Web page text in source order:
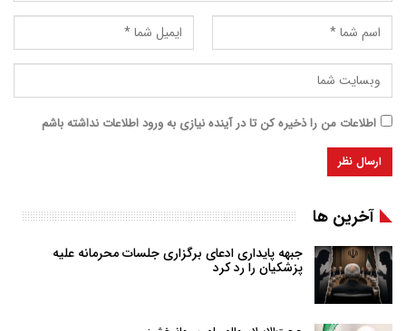
اطلاعات من را ذخیره کن تا در آینده نیازی به ورود اطلاعات نداشته باشم
آخرین ها
جبهه پایداری ادعای برگزاری جلسات محرمانه علیه
پزشکیان را رد کرد